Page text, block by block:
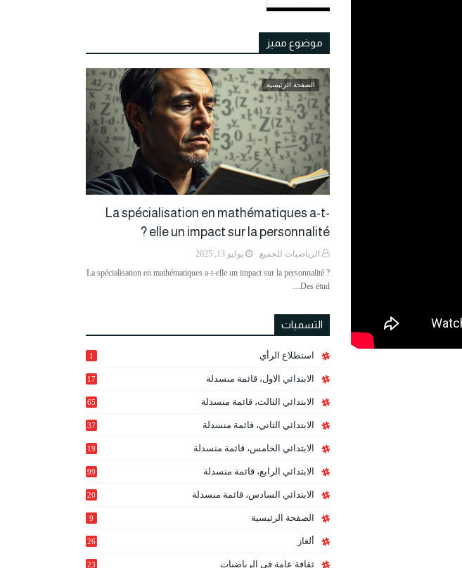
موضوع مميز
الصفحة الرئيسية
La spécialisation en mathématiques a-t-
elle un impact sur la personnalité ?
الرياضيات للجميع
يوليو 13, 2025
La spécialisation en mathématiques a-t-elle un impact sur la personnalité ?
Des étud…
التسميات
استطلاع الرأي 1
الابتدائي الاول، قائمة منسدلة 17
الابتدائي الثالث، قائمة منسدلة 65
الابتدائي الثاني، قائمة منسدلة 37
الابتدائي الخامس، قائمة منسدلة
19
الابتدائي الرابع، قائمة منسدلة 99
الابتدائي السادس، قائمة منسدلة
20
الصفحة الرئيسية 9
ألغاز 26
ثقافة عامة في الرياضيات 23